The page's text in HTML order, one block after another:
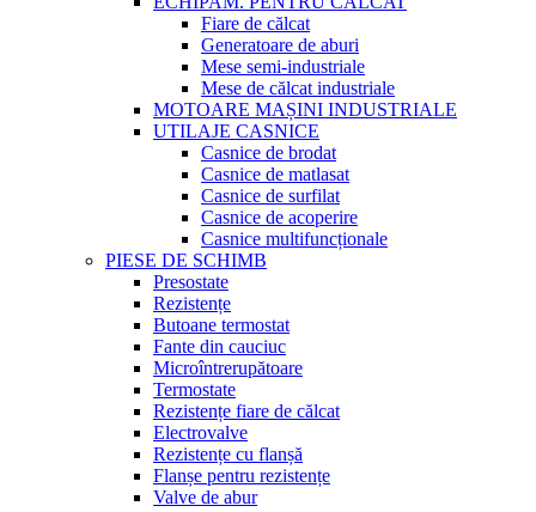
Fiare de călcat
Generatoare de aburi
Mese semi-industriale
Mese de călcat industriale
MOTOARE MAȘINI INDUSTRIALE
UTILAJE CASNICE
Casnice de brodat
Casnice de matlasat
Casnice de surfilat
Casnice de acoperire
Casnice multifuncționale
PIESE DE SCHIMB
Presostate
Rezistențe
Butoane termostat
Fante din cauciuc
Microîntrerupătoare
Termostate
Rezistențe fiare de călcat
Electrovalve
Rezistențe cu flanșă
Flanșe pentru rezistențe
Valve de abur